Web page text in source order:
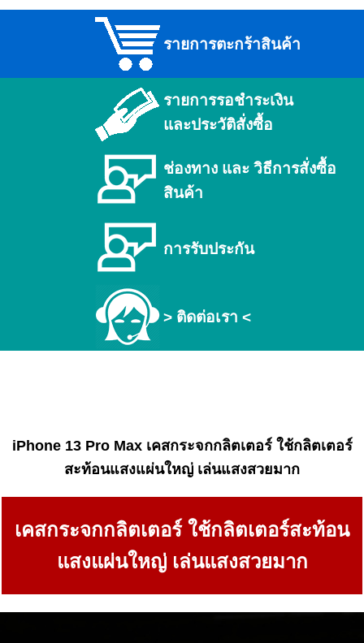
รายการตะกร้าสินค้า
รายการรอชำระเงิน
และประวัติสั่งซื้อ
ช่องทาง และ วิธีการสั่งซื้อ
สินค้า
การรับประกัน
> ติดต่อเรา <
iPhone 13 Pro Max เคสกระจกกลิตเตอร์ ใช้กลิตเตอร์
สะท้อนแสงแผ่นใหญ่ เล่นแสงสวยมาก
เคสกระจกกลิตเตอร์ ใช้กลิตเตอร์สะท้อน
แสงแผ่นใหญ่ เล่นแสงสวยมาก